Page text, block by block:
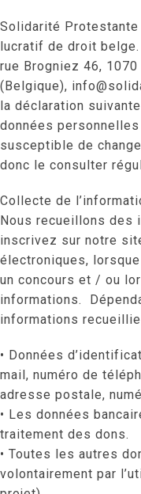
Solidarité
lucratif de droit
rue Brogniez 46,
(Belgique),
la déclaration
données
susceptible de
donc le consulter
Collecte de
Nous recueillons des
inscrivez sur notre
électroniques,
un concours et / ou
informations.
informations
• Données
mail, numéro de
adresse postale,
• Les données
traitement des dons.
• Toutes les autres
volontairement par